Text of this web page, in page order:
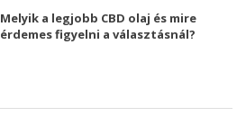
Melyik a legjobb CBD olaj és mire
érdemes figyelni a választásnál?